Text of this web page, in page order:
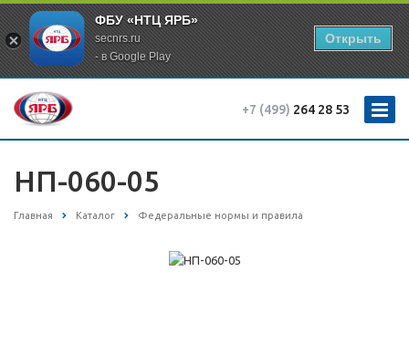
ФБУ «НТЦ ЯРБ»
secnrs.ru
- в Google Play
Открыть
+7 (499) 264 28 53
НП-060-05
Главная Каталог Федеральные нормы и правила